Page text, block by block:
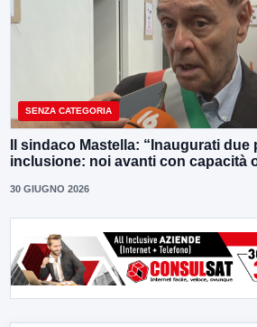
SENZA CATEGORIA
Il sindaco Mastella: “Inaugurati
inclusione: noi avanti con capacità
30 GIUGNO 2026